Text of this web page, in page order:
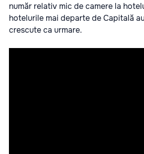
număr relativ mic de camere la
hotelurile mai departe de Capitală
crescute ca urmare.